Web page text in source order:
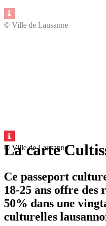
© Ville de Lausanne
© Ville de Lausanne
La carte
Ce passeport
18-25 ans offre
50% dans une
culturelles